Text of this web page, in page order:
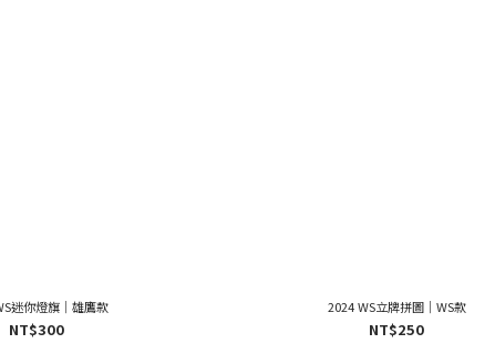
迷你燈旗｜雄鷹款
NT$300
2024 WS立牌拼圖｜WS款
NT$250